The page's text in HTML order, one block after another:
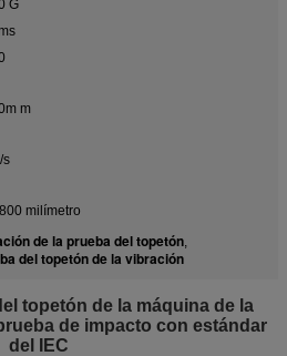
G
m
s
milímetro
de la prueba del topetón,
del topetón de la vibración
topetón de la máquina de la
de impacto con estándar
del IEC